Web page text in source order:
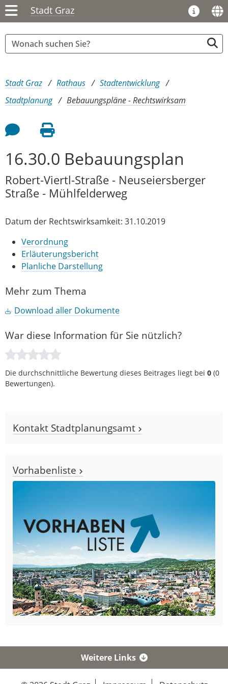
Stadt Graz
Sie sind hier:
Stadt Graz Rathaus
Stadtentwicklung
Stadtplanung
Bebauungspläne - Rechtswirksam
Feedback an Autor
Seite drucken
16.30.0 Bebauungsplan
Robert-Viertl-Straße - Neuseiersberger
Straße - Mühlfelderweg
Datum der Rechtswirksamkeit: 31.10.2019
Verordnung
Erläuterungsbericht
Planliche Darstellung
Mehr zum Thema
Download aller Dokumente
War diese Information für Sie nützlich?
Die durchschnittliche Bewertung dieses Beitrages liegt bei 0 (0
Bewertungen).
Kontakt Stadtplanungsamt
Vorhabenliste
Weitere Links